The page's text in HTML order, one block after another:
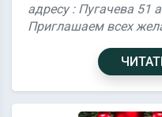
адресу : Пугачева 51
Приглашаем всех